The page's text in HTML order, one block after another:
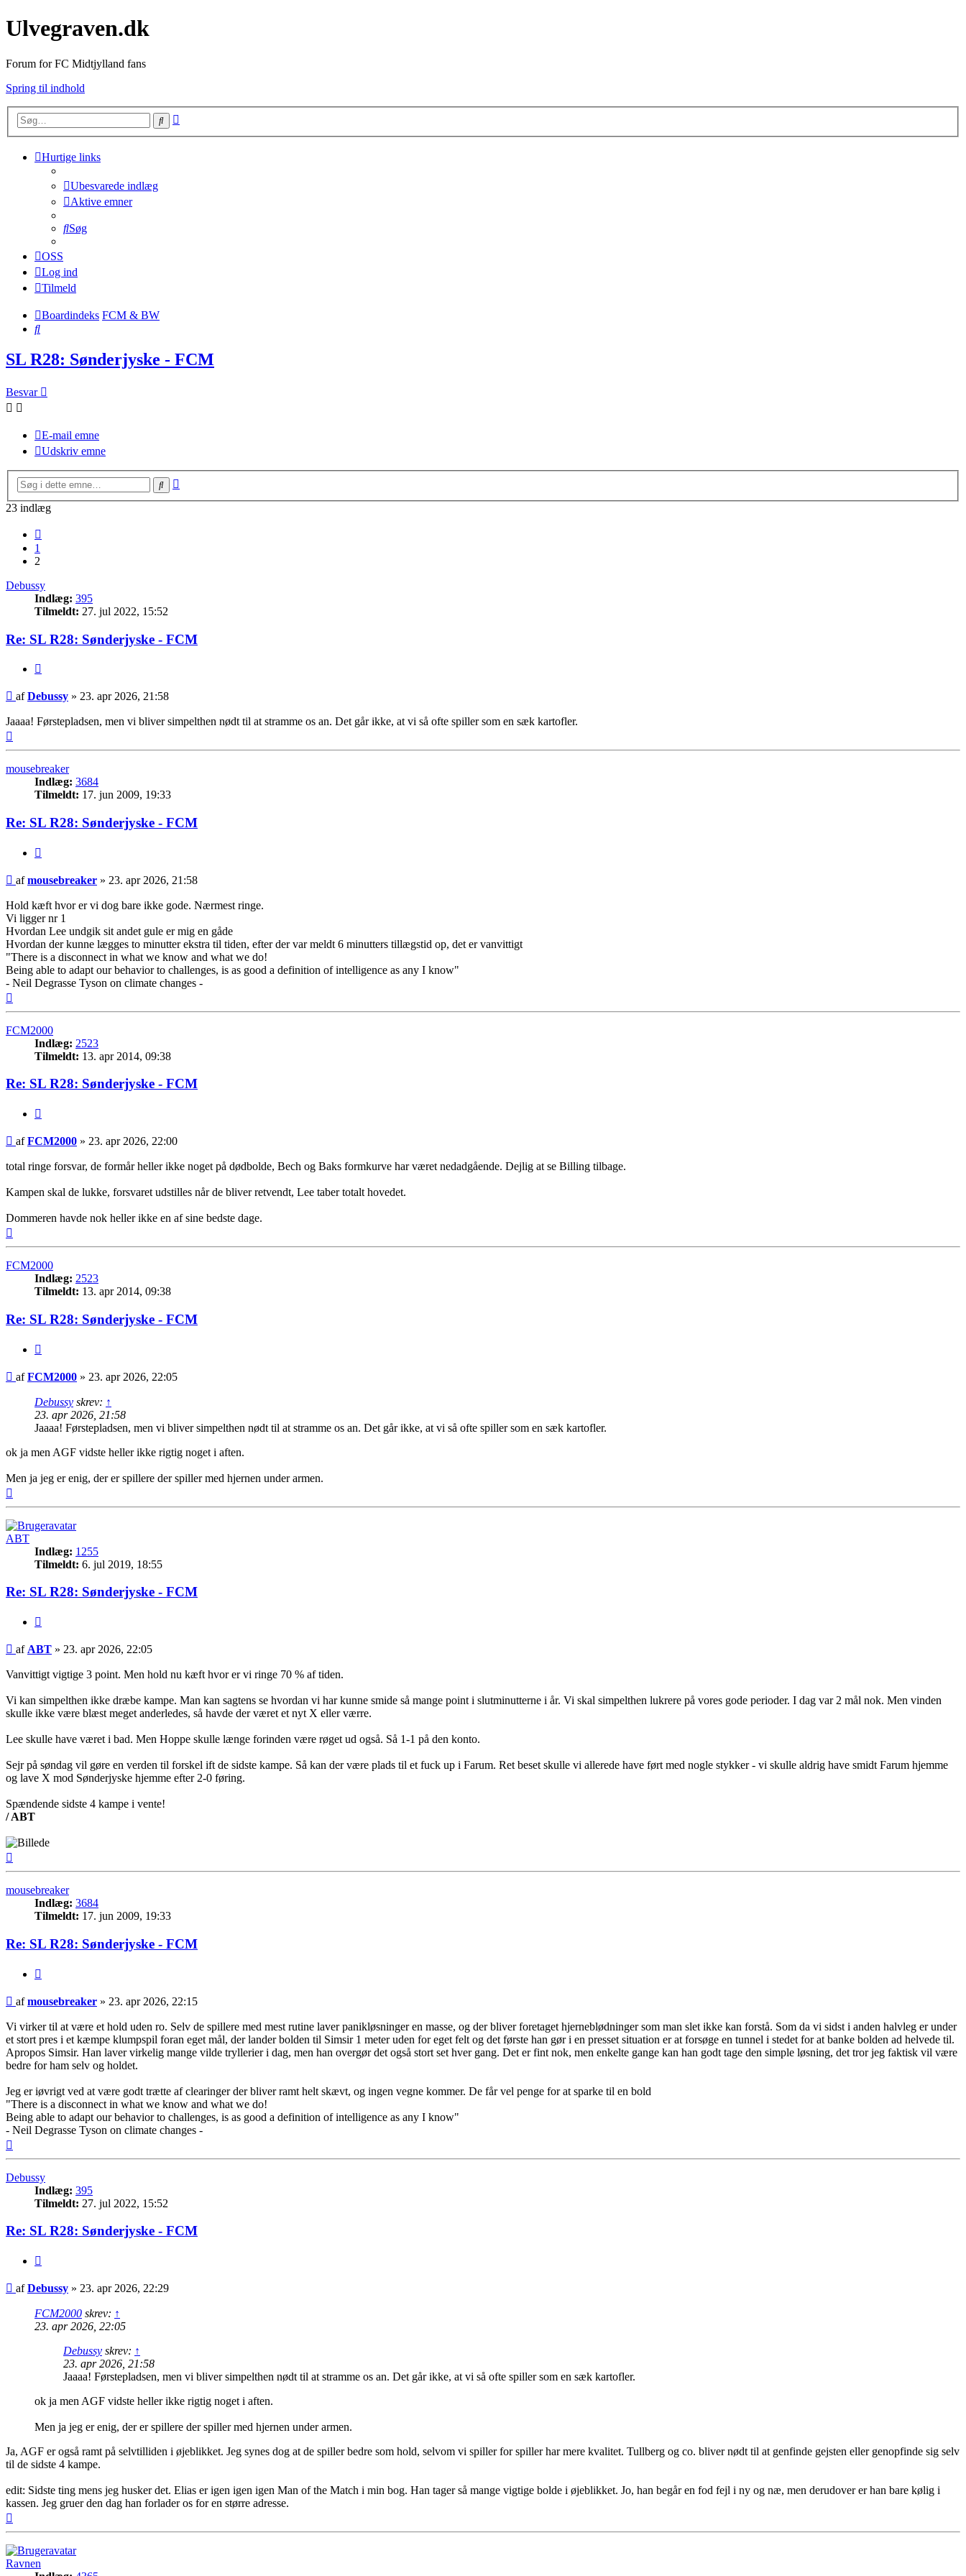
Ulvegraven.dk
Forum for FC Midtjylland fans
Spring til indhold
Søg
Hurtige links
Ubesvarede indlæg
Aktive emner
Søg
OSS
Log ind
Tilmeld
Boardindeks FCM & BW
Søg
SL R28: Sønderjyske - FCM
Besvar
E-mail emne
Udskriv emne
Søg
23 indlæg
1
2
Debussy
Indlæg: 395
Tilmeldt: 27. jul 2022, 15:52
Re: SL R28: Sønderjyske - FCM
Indlæg
afDebussy » 23. apr 2026, 21:58
Jaaaa! Førstepladsen, men vi bliver simpelthen nødt til at stramme os an. Det går ikke, at vi så ofte spiller som en sæk kartofler.
mousebreaker
Indlæg: 3684
Tilmeldt: 17. jun 2009, 19:33
Re: SL R28: Sønderjyske - FCM
Indlæg
afmousebreaker » 23. apr 2026, 21:58
Hold kæft hvor er vi dog bare ikke gode. Nærmest ringe.
Vi ligger nr 1
Hvordan Lee undgik sit andet gule er mig en gåde
Hvordan der kunne lægges to minutter ekstra til tiden, efter der var meldt 6 minutters tillægstid op, det er vanvittigt
"There is a disconnect in what we know and what we do!
Being able to adapt our behavior to challenges, is as good a definition of intelligence as any I know"
- Neil Degrasse Tyson on climate changes -
FCM2000
Indlæg: 2523
Tilmeldt: 13. apr 2014, 09:38
Re: SL R28: Sønderjyske - FCM
Indlæg
afFCM2000 » 23. apr 2026, 22:00
total ringe forsvar, de formår heller ikke noget på dødbolde, Bech og Baks formkurve har været nedadgående. Dejlig at se Billing tilbage.
Kampen skal de lukke, forsvaret udstilles når de bliver retvendt, Lee taber totalt hovedet.
Dommeren havde nok heller ikke en af sine bedste dage.
FCM2000
Indlæg: 2523
Tilmeldt: 13. apr 2014, 09:38
Re: SL R28: Sønderjyske - FCM
Indlæg
afFCM2000 » 23. apr 2026, 22:05
Debussy skrev: ↑
23. apr 2026, 21:58
Jaaaa! Førstepladsen, men vi bliver simpelthen nødt til at stramme os an. Det går ikke, at vi så ofte spiller som en sæk kartofler.
ok ja men AGF vidste heller ikke rigtig noget i aften.
Men ja jeg er enig, der er spillere der spiller med hjernen under armen.
ABT
Indlæg: 1255
Tilmeldt: 6. jul 2019, 18:55
Re: SL R28: Sønderjyske - FCM
Indlæg
af ABT » 23. apr 2026, 22:05
Vanvittigt vigtige 3 point. Men hold nu kæft hvor er vi ringe 70 % af tiden.
Vi kan simpelthen ikke dræbe kampe. Man kan sagtens se hvordan vi har kunne smide så mange point i slutminutterne i år. Vi skal simpelthen lukrere på vores gode perioder. I dag var 2 mål nok. Men vinden
skulle ikke være blæst meget anderledes, så havde der været et nyt X eller værre.
Lee skulle have været i bad. Men Hoppe skulle længe forinden være røget ud også. Så 1-1 på den konto.
Sejr på søndag vil gøre en verden til forskel ift de sidste kampe. Så kan der være plads til et fuck up i Farum. Ret beset skulle vi allerede have ført med nogle stykker - vi skulle aldrig have smidt Farum hjemme
og lave X mod Sønderjyske hjemme efter 2-0 føring.
Spændende sidste 4 kampe i vente!
/ ABT
mousebreaker
Indlæg: 3684
Tilmeldt: 17. jun 2009, 19:33
Re: SL R28: Sønderjyske - FCM
Indlæg
afmousebreaker » 23. apr 2026, 22:15
Vi virker til at være et hold uden ro. Selv de spillere med mest rutine laver panikløsninger en masse, og der bliver foretaget hjerneblødninger som man slet ikke kan forstå. Som da vi sidst i anden halvleg er under
et stort pres i et kæmpe klumpspil foran eget mål, der lander bolden til Simsir 1 meter uden for eget felt og det første han gør i en presset situation er at forsøge en tunnel i stedet for at banke bolden ad helvede til.
Apropos Simsir. Han laver virkelig mange vilde tryllerier i dag, men han overgør det også stort set hver gang. Det er fint nok, men enkelte gange kan han godt tage den simple løsning, det tror jeg faktisk vil være
bedre for ham selv og holdet.
Jeg er iøvrigt ved at være godt trætte af clearinger der bliver ramt helt skævt, og ingen vegne kommer. De får vel penge for at sparke til en bold
"There is a disconnect in what we know and what we do!
Being able to adapt our behavior to challenges, is as good a definition of intelligence as any I know"
- Neil Degrasse Tyson on climate changes -
Debussy
Indlæg: 395
Tilmeldt: 27. jul 2022, 15:52
Re: SL R28: Sønderjyske - FCM
Indlæg
afDebussy » 23. apr 2026, 22:29
FCM2000 skrev: ↑
23. apr 2026, 22:05
Debussy skrev: ↑
23. apr 2026, 21:58
Jaaaa! Førstepladsen, men vi bliver simpelthen nødt til at stramme os an. Det går ikke, at vi så ofte spiller som en sæk kartofler.
ok ja men AGF vidste heller ikke rigtig noget i aften.
Men ja jeg er enig, der er spillere der spiller med hjernen under armen.
Ja, AGF er også ramt på selvtilliden i øjeblikket. Jeg synes dog at de spiller bedre som hold, selvom vi spiller for spiller har mere kvalitet. Tullberg og co. bliver nødt til at genfinde gejsten eller genopfinde sig selv
til de sidste 4 kampe.
edit: Sidste ting mens jeg husker det. Elias er igen igen igen Man of the Match i min bog. Han tager så mange vigtige bolde i øjeblikket. Jo, han begår en fod fejl i ny og næ, men derudover er han bare kølig i
kassen. Jeg gruer den dag han forlader os for en større adresse.
Ravnen